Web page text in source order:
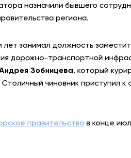
ЭТО У
назначили бывшего
региона.
занимал должность
дорожно-транспортной
Зобницева, который
чиновник приступил к
правительство в конце